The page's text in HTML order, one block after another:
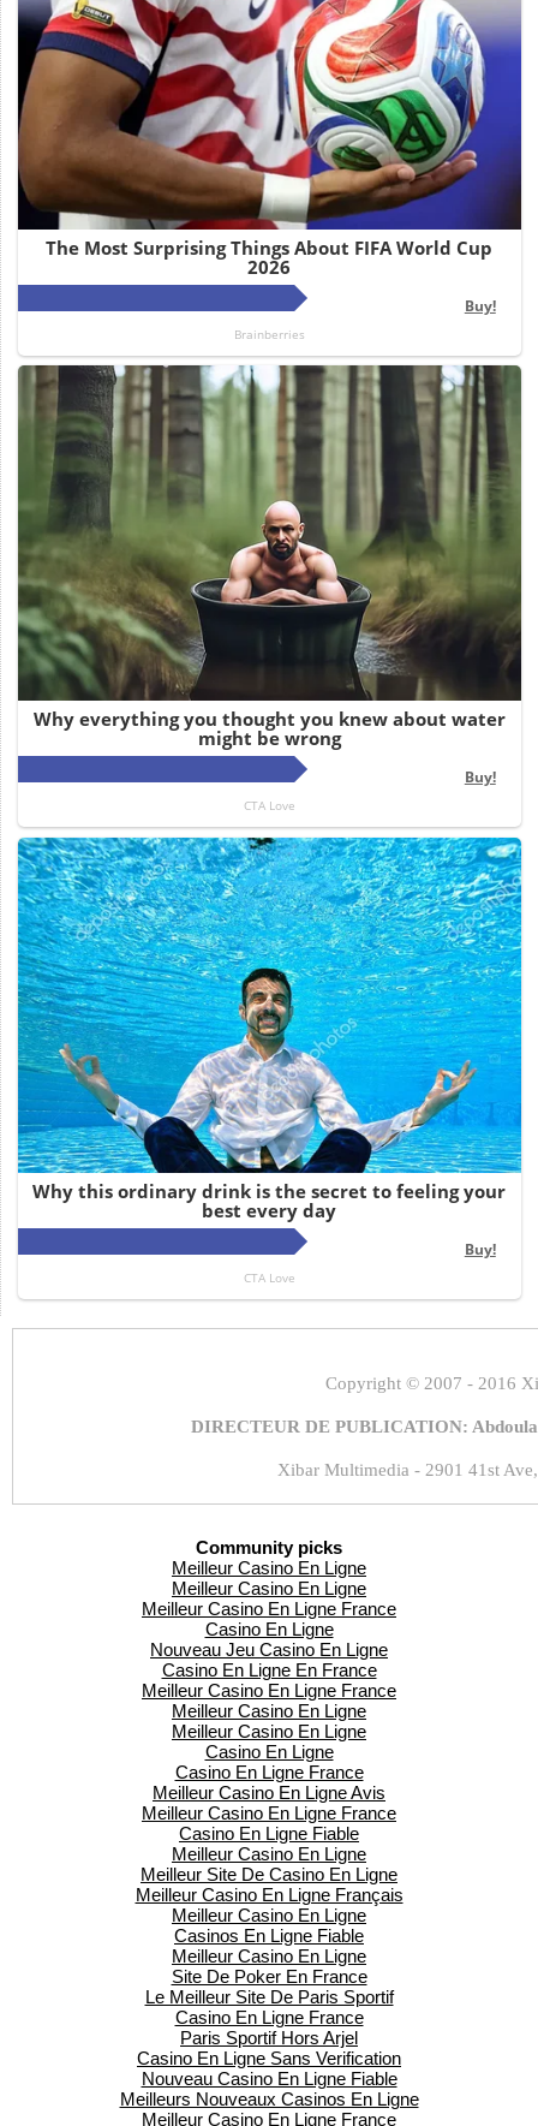
Copyright © 2007 - 2016
DIRECTEUR DE PUBLICATION:
Xibar Multimedia - 2901 41st
Community picks
Meilleur Casino En Ligne
Meilleur Casino En Ligne
Meilleur Casino En Ligne France
Casino En Ligne
Nouveau Jeu Casino En Ligne
Casino En Ligne En France
Meilleur Casino En Ligne France
Meilleur Casino En Ligne
Meilleur Casino En Ligne
Casino En Ligne
Casino En Ligne France
Meilleur Casino En Ligne Avis
Meilleur Casino En Ligne France
Casino En Ligne Fiable
Meilleur Casino En Ligne
Meilleur Site De Casino En Ligne
Meilleur Casino En Ligne Français
Meilleur Casino En Ligne
Casinos En Ligne Fiable
Meilleur Casino En Ligne
Site De Poker En France
Le Meilleur Site De Paris Sportif
Casino En Ligne France
Paris Sportif Hors Arjel
Casino En Ligne Sans Verification
Nouveau Casino En Ligne Fiable
Meilleurs Nouveaux Casinos En Ligne
Meilleur Casino En Ligne France